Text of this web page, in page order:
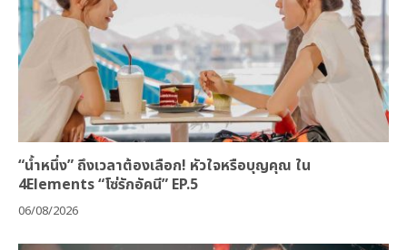
“น้ำหนึ่ง” ถึงเวลาต้องเลือก! หัวใจหรือบุญคุณ ใน
4Elements “โซ่รักอัคนี” EP.5
06/08/2026